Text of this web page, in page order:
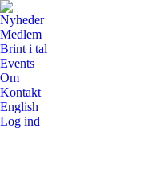
Nyheder
Medlem
Brint i tal
Events
Om
Kontakt
English
Log ind